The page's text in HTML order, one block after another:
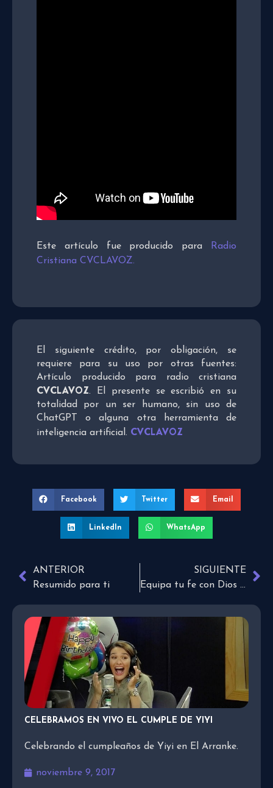
Este artículo fue producido para
Radio
Cristiana CVCLAVOZ.
El siguiente crédito, por obligación, se
requiere para su uso por otras fuentes:
Artículo producido para radio cristiana
CVCLAVOZ. El presente se escribió en su
totalidad por un ser humano, sin uso de
ChatGPT o alguna otra herramienta de
inteligencia artificial. CVCLAVOZ
Facebook Twitter Email
LinkedIn WhatsApp
ANTERIOR
Resumido para ti
SIGUIENTE
Equipa tu fe con Dios no está muerto 2
CELEBRAMOS EN VIVO EL CUMPLE DE YIYI
Celebrando el cumpleaños de Yiyi en El Arranke.
noviembre 9, 2017